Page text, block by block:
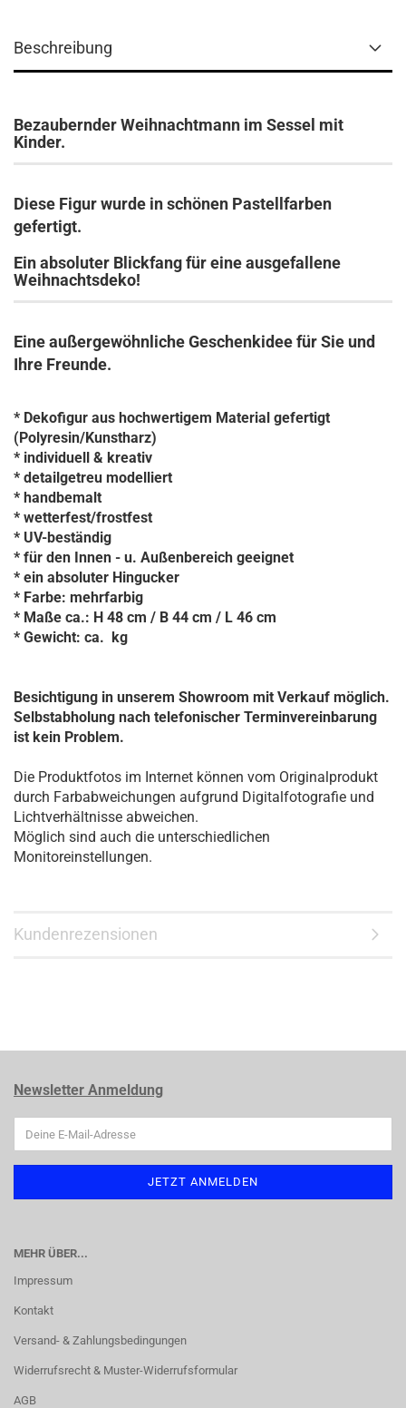
Beschreibung
Bezaubernder Weihnachtmann im Sessel mit
Kinder.
Diese Figur wurde in schönen Pastellfarben
gefertigt.
Ein absoluter Blickfang für eine ausgefallene
Weihnachtsdeko!
Eine außergewöhnliche Geschenkidee für Sie und
Ihre Freunde.
* Dekofigur aus hochwertigem Material gefertigt
(Polyresin/Kunstharz)
* individuell & kreativ
* detailgetreu modelliert
* handbemalt
* wetterfest/frostfest
* UV-beständig
* für den Innen - u. Außenbereich geeignet
* ein absoluter Hingucker
* Farbe: mehrfarbig
* Maße ca.: H 48 cm / B 44 cm / L 46 cm
* Gewicht: ca. kg
Besichtigung in unserem Showroom mit Verkauf möglich.
Selbstabholung nach telefonischer Terminvereinbarung
ist kein Problem.
Die Produktfotos im Internet können vom Originalprodukt
durch Farbabweichungen aufgrund Digitalfotografie und
Lichtverhältnisse abweichen.
Möglich sind auch die unterschiedlichen
Monitoreinstellungen.
Kundenrezensionen
Newsletter Anmeldung
MEHR ÜBER...
Impressum
Kontakt
Versand- & Zahlungsbedingungen
Widerrufsrecht & Muster-Widerrufsformular
AGB